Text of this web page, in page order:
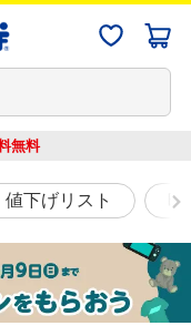
無料
値下げリスト